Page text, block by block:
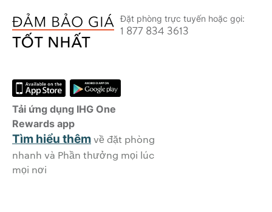
Đặt phòng trực tuyến hoặc gọi:
1 877 834 3613
Tải ứng dụng IHG One
Rewards app
Tìm hiểu thêmvề đặt phòng
nhanh và Phần thưởng mọi lúc
mọi nơi